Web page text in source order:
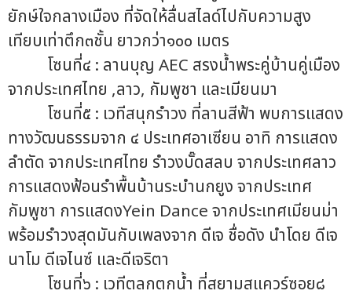
ยักษ์ใจกลางเมือง ที่จัดให้ลื่นสไลด์ไปกับความสูง
เทียบเท่าตึก๓ชั้น ยาวกว่า๑๐๐ เมตร
โซนที่๔ : ลานบุญ AEC สรงน้ำพระคู่บ้านคู่เมือง
จากประเทศไทย ,ลาว, กัมพูชา และเมียนมา
โซนที่๕ : เวทีสนุกรำวง ที่ลานสีฟ้า พบการแสดง
ทางวัฒนธรรมจาก ๔ ประเทศอาเซียน อาทิ การแสดง
ลำตัด จากประเทศไทย รำวงบั๊ดสลบ จากประเทศลาว
การแสดงฟ้อนรำพื้นบ้านระบำนกยูง จากประเทศ
กัมพูชา การแสดงYein Dance จากประเทศเมียนม่า
พร้อมรำวงสุดมันกับเพลงจาก ดีเจ ชื่อดัง นำโดย ดีเจ
นาโม ดีเจไนซ์ และดีเจริตา
โซนที่๖ : เวทีตลกตกน้ำ ที่สยามสแควร์ซอย๘